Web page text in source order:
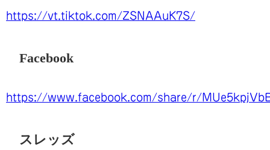
https://vt.tiktok.com/ZSNAAuK7S/
Facebook
https://www.facebook.com/share/r/
スレッズ